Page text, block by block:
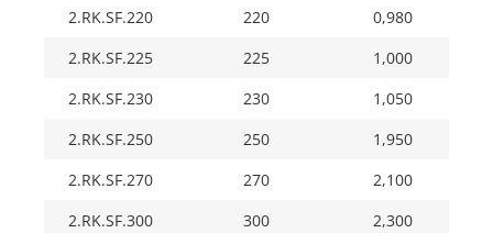
2.RK.SF.220
220
0,980
2.RK.SF.225
225
1,000
2.RK.SF.230
230
1,050
2.RK.SF.250
250
1,950
2.RK.SF.270
270
2,100
2.RK.SF.300
300 2,300